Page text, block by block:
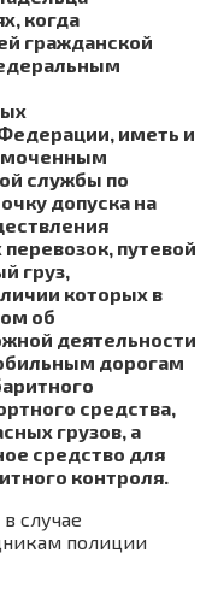
когда
гражданской
иметь и
службы по
допуска на
путевой
груз,
которых в
об
деятельности
дорогам
средства,
грузов, а
средство для
контроля.
случае
полиции